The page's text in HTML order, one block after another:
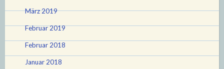
März 2019
Februar 2019
Februar 2018
Januar 2018